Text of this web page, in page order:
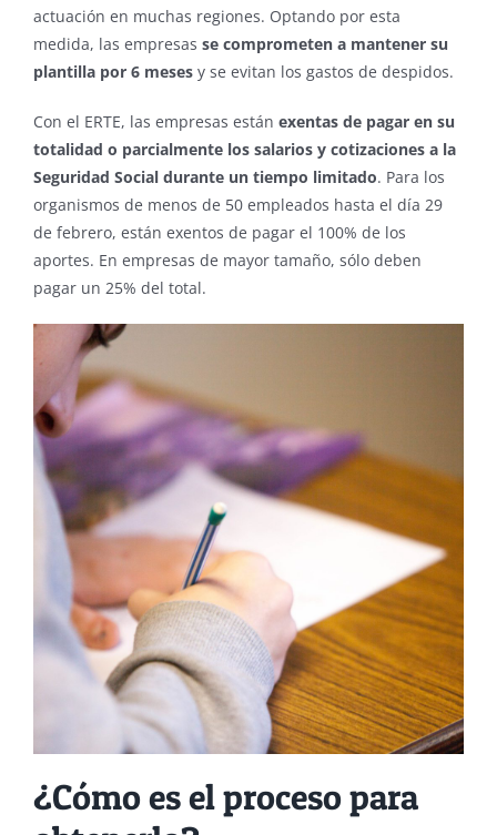
actuación en muchas regiones. Optando por esta
medida, las empresas se comprometen a mantener su
plantilla por 6 meses y se evitan los gastos de despidos.
Con el ERTE, las empresas están exentas de pagar en su
totalidad o parcialmente los salarios y cotizaciones a la
Seguridad Social durante un tiempo limitado. Para los
organismos de menos de 50 empleados hasta el día 29
de febrero, están exentos de pagar el 100% de los
aportes. En empresas de mayor tamaño, sólo deben
pagar un 25% del total.
¿Cómo es el proceso para